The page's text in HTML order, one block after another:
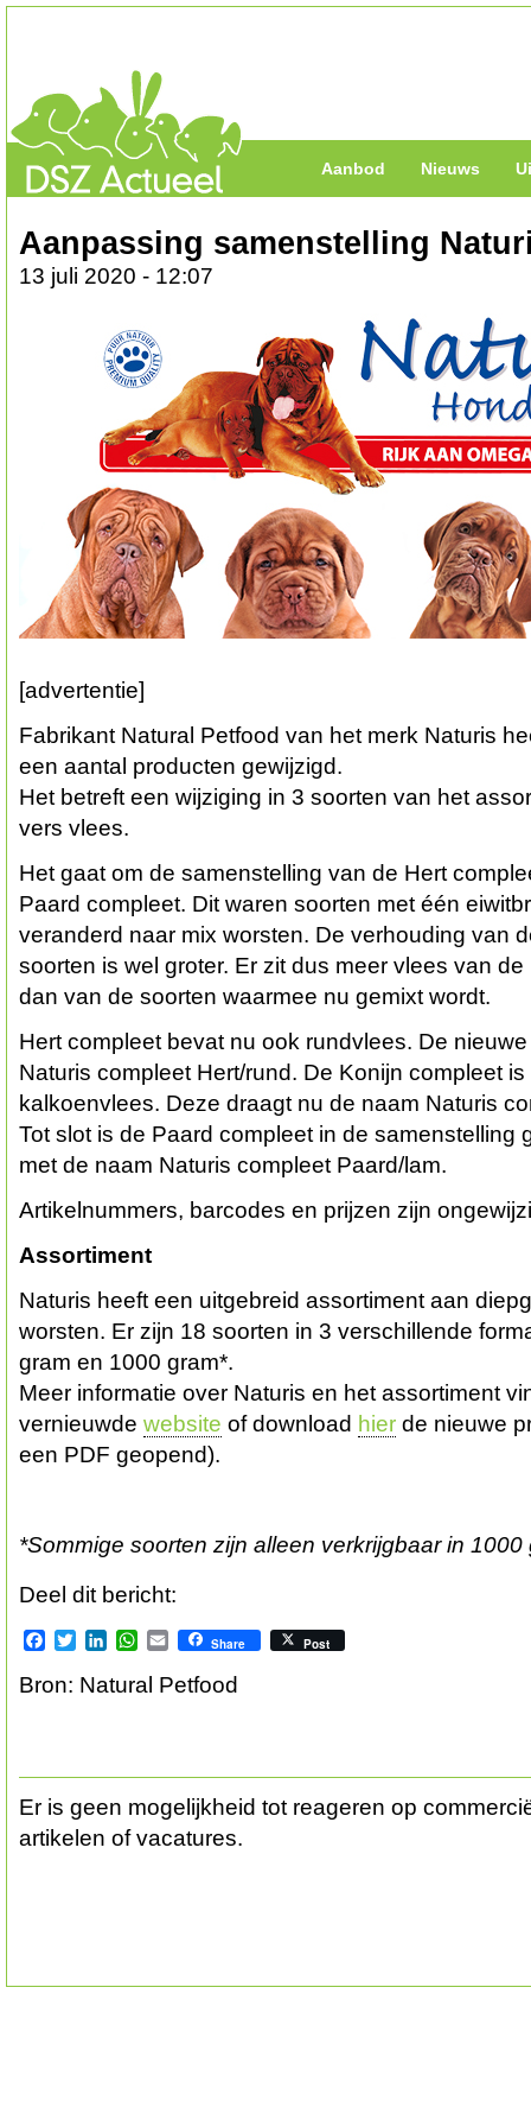
Aanbod Nieuws
Aanpassing samenstelling
13 juli 2020 - 12:07
[advertentie]
Fabrikant Natural Petfood van het merk Naturis
een aantal producten gewijzigd.
Het betreft een wijziging in 3 soorten van het
vers vlees.
Het gaat om de samenstelling van de Hert
Paard compleet. Dit waren soorten met één
veranderd naar mix worsten. De verhouding van
soorten is wel groter. Er zit dus meer vlees van
dan van de soorten waarmee nu gemixt wordt.
Hert compleet bevat nu ook rundvlees. De
Naturis compleet Hert/rund. De Konijn compleet
kalkoenvlees. Deze draagt nu de naam Naturis
Tot slot is de Paard compleet in de samenstelling
met de naam Naturis compleet Paard/lam.
Artikelnummers, barcodes en prijzen zijn
Assortiment
Naturis heeft een uitgebreid assortiment aan
worsten. Er zijn 18 soorten in 3 verschillende
gram en 1000 gram*.
Meer informatie over Naturis en het assortiment
vernieuwde website of download hier de nieuwe
een PDF geopend).
*Sommige soorten zijn alleen verkrijgbaar in 1000
Deel dit bericht:
Facebook
TwitterLinkedInWhatsApp
EmailShare Post
Bron: Natural Petfood
Er is geen mogelijkheid tot reageren op
artikelen of vacatures.